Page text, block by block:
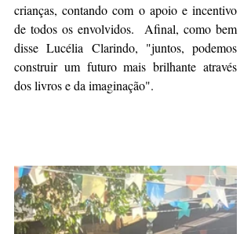
crianças, contando com o apoio e incentivo
de todos os envolvidos.  Afinal, como bem
disse Lucélia Clarindo, "juntos, podemos
construir um futuro mais brilhante através
dos livros e da imaginação".